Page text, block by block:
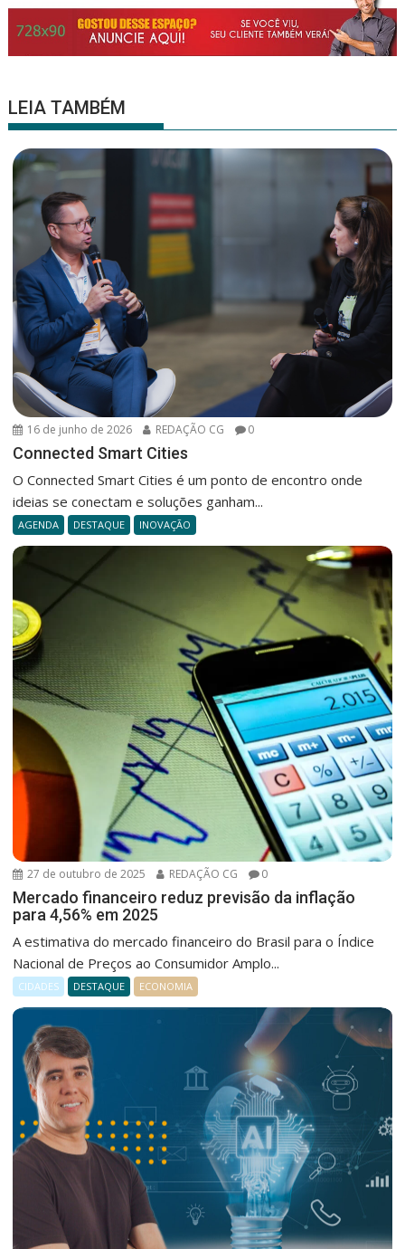
LEIA TAMBÉM
16 de junho de 2026 REDAÇÃO CG 0
Connected Smart Cities
O Connected Smart Cities é um ponto de encontro onde
ideias se conectam e soluções ganham...
AGENDA DESTAQUE INOVAÇÃO
27 de outubro de 2025 REDAÇÃO CG 0
Mercado financeiro reduz previsão da inflação
para 4,56% em 2025
A estimativa do mercado financeiro do Brasil para o Índice
Nacional de Preços ao Consumidor Amplo...
CIDADES DESTAQUE ECONOMIA